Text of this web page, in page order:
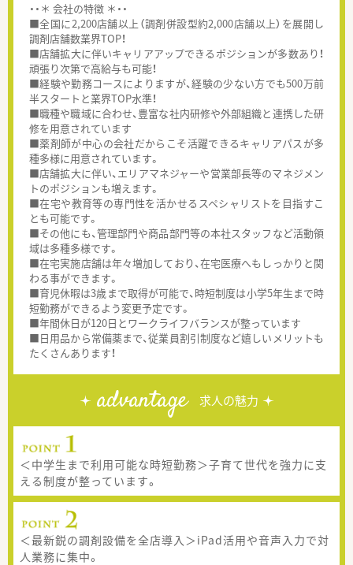
・・＊ 会社の特徴 ＊・・
■全国に2,200店舗以上（調剤併設型約2,000店舗以上）を展開し
調剤店舗数業界TOP！
■店舗拡大に伴いキャリアアップできるポジションが多数あり！
頑張り次第で高給与も可能！
■経験や勤務コースによりますが、経験の少ない方でも500万前
半スタートと業界TOP水準！
■職種や職域に合わせ、豊富な社内研修や外部組織と連携した研
修を用意されています
■薬剤師が中心の会社だからこそ活躍できるキャリアパスが多
種多様に用意されています。
■店舗拡大に伴い、エリアマネジャーや営業部長等のマネジメン
トのポジションも増えます。
■在宅や教育等の専門性を活かせるスペシャリストを目指すこ
とも可能です。
■その他にも、管理部門や商品部門等の本社スタッフなど活動領
域は多種多様です。
■在宅実施店舗は年々増加しており、在宅医療へもしっかりと関
わる事ができます。
■育児休暇は3歳まで取得が可能で、時短制度は小学5年生まで時
短勤務ができるよう変更予定です。
■年間休日が120日とワークライフバランスが整っています
■日用品から常備薬まで、従業員割引制度など嬉しいメリットも
たくさんあります！
advantage 求人の魅力
＜中学生まで利用可能な時短勤務＞子育て世代を強力に支
える制度が整っています。
＜最新鋭の調剤設備を全店導入＞iPad活用や音声入力で対
人業務に集中。